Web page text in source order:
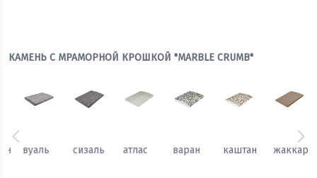
КАМЕНЬ С МРАМОРНОЙ КРОШКОЙ "MARBLE CRUMB"
каштан жаккард гобелен вуаль сизаль атлас
Предыдущий